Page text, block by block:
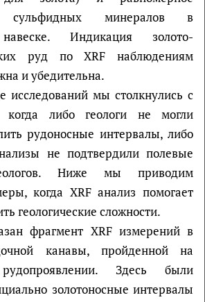
сульфидных минералов в
Индикация золото-
руд по XRF наблюдениям
и убедительна.
исследований мы столкнулись с
когда либо геологи не могли
рудоносные интервалы, либо
не подтвердили полевые
Ниже мы приводим
когда XRF анализ помогает
геологические сложности.
фрагмент XRF измерений в
канавы, пройденной на
Здесь были
золотоносные интервалы